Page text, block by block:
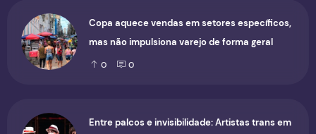
Copa aquece vendas em setores específicos,
mas não impulsiona varejo de forma geral
0 0
Entre palcos e invisibilidade: Artistas trans em